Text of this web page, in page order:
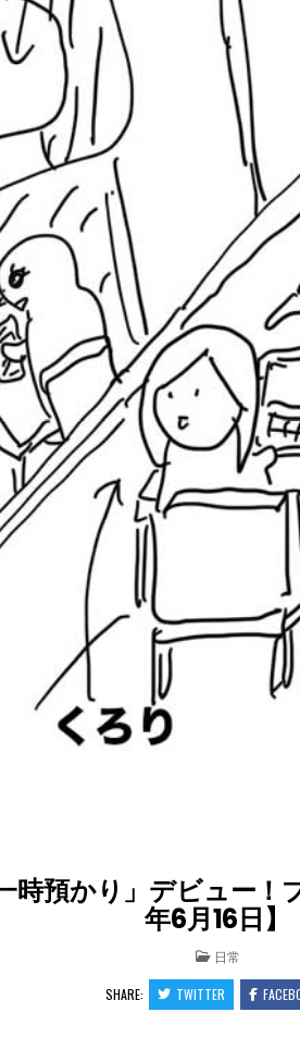
時預かり」デビュー
年6月16日】
POSTED
IN
日常
SHARE: TWITTER